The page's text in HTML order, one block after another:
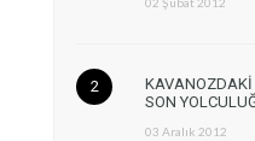
KAVANOZDAKİ
SON
03 Aralık 2012